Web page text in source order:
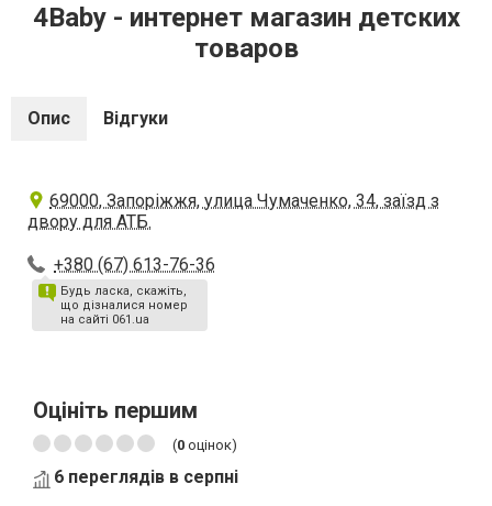
4Baby - интернет магазин детских
товаров
Опис Відгуки
69000, Запоріжжя, улица Чумаченко, 34, заїзд з
двору для АТБ.
+380 (67) 613-76-36
Будь ласка, скажіть,
що дізналися номер
на сайті 061.ua
Оцініть першим
(0 оцінок)
6 переглядів в серпні